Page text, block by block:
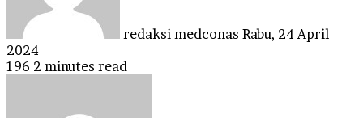
redaksi medconas Rabu, 24 April
2024
196 2 minutes read